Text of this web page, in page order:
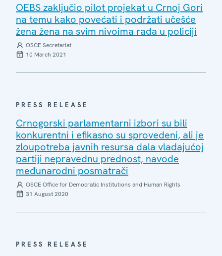
OEBS zaključio pilot projekat u Crnoj Gori
na temu kako povećati i podržati učešće
žena žena na svim nivoima rada u policiji
OSCE Secretariat
10 March 2021
PRESS RELEASE
Crnogorski parlamentarni izbori su bili
konkurentni i efikasno su sprovedeni, ali je
zloupotreba javnih resursa dala vladajućoj
partiji nepravednu prednost, navode
međunarodni posmatrači
OSCE Office for Democratic Institutions and Human Rights
31 August 2020
PRESS RELEASE